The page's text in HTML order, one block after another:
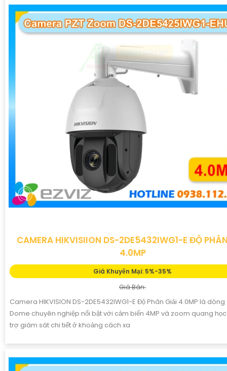
CAMERA HIKVISIION DS-2DE5432IWG1-E ĐỘ
4.0MP
Giá Khuyến Mại: 5%-35%
Giá Bán:
Camera HIKVISION DS-2DE5432IWG1-E Độ Phân Giải 4.0MP là
Dome chuyên nghiệp nổi bật với cảm biến 4MP và zoom quang học
trợ giám sát chi tiết ở khoảng cách xa